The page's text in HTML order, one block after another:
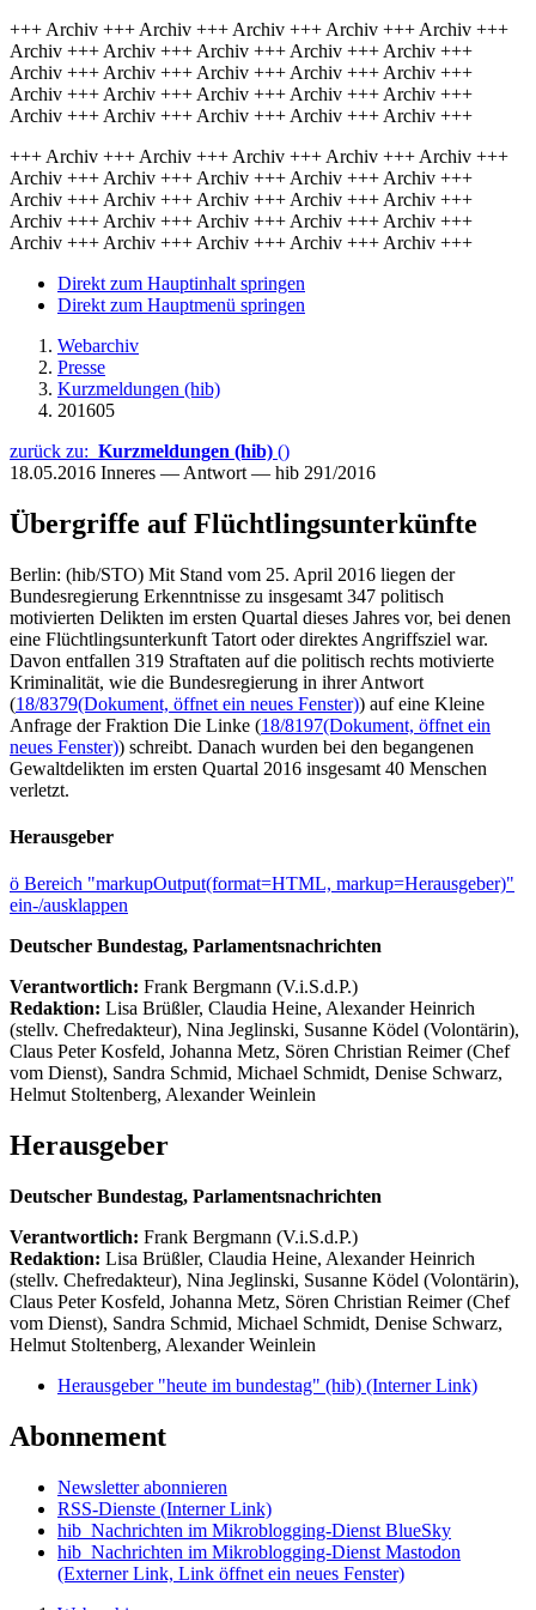
+++ Archiv +++ Archiv +++ Archiv +++ Archiv +++ Archiv +++
Archiv +++ Archiv +++ Archiv +++ Archiv +++ Archiv +++
Archiv +++ Archiv +++ Archiv +++ Archiv +++ Archiv +++
Archiv +++ Archiv +++ Archiv +++ Archiv +++ Archiv +++
Archiv +++ Archiv +++ Archiv +++ Archiv +++ Archiv +++
+++ Archiv +++ Archiv +++ Archiv +++ Archiv +++ Archiv +++
Archiv +++ Archiv +++ Archiv +++ Archiv +++ Archiv +++
Archiv +++ Archiv +++ Archiv +++ Archiv +++ Archiv +++
Archiv +++ Archiv +++ Archiv +++ Archiv +++ Archiv +++
Archiv +++ Archiv +++ Archiv +++ Archiv +++ Archiv +++
Direkt zum Hauptinhalt springen
Direkt zum Hauptmenü springen
Webarchiv
Presse
Kurzmeldungen (hib)
201605
zurück zu: Kurzmeldungen (hib) ()
18.05.2016 Inneres — Antwort — hib 291/2016
Übergriffe auf Flüchtlingsunterkünfte
Berlin: (hib/STO) Mit Stand vom 25. April 2016 liegen der
Bundesregierung Erkenntnisse zu insgesamt 347 politisch
motivierten Delikten im ersten Quartal dieses Jahres vor, bei denen
eine Flüchtlingsunterkunft Tatort oder direktes Angriffsziel war.
Davon entfallen 319 Straftaten auf die politisch rechts motivierte
Kriminalität, wie die Bundesregierung in ihrer Antwort
(18/8379(Dokument, öffnet ein neues Fenster)) auf eine Kleine
Anfrage der Fraktion Die Linke (18/8197(Dokument, öffnet ein
neues Fenster)) schreibt. Danach wurden bei den begangenen
Gewaltdelikten im ersten Quartal 2016 insgesamt 40 Menschen
verletzt.
Herausgeber
ö Bereich "markupOutput(format=HTML, markup=Herausgeber)"
ein-/ausklappen
Deutscher Bundestag, Parlamentsnachrichten
Verantwortlich: Frank Bergmann (V.i.S.d.P.)
Redaktion: Lisa Brüßler, Claudia Heine, Alexander Heinrich
(stellv. Chefredakteur), Nina Jeglinski, Susanne Ködel (Volontärin),
Claus Peter Kosfeld, Johanna Metz, Sören Christian Reimer (Chef
vom Dienst), Sandra Schmid, Michael Schmidt, Denise Schwarz,
Helmut Stoltenberg, Alexander Weinlein
Herausgeber
Deutscher Bundestag, Parlamentsnachrichten
Verantwortlich: Frank Bergmann (V.i.S.d.P.)
Redaktion: Lisa Brüßler, Claudia Heine, Alexander Heinrich
(stellv. Chefredakteur), Nina Jeglinski, Susanne Ködel (Volontärin),
Claus Peter Kosfeld, Johanna Metz, Sören Christian Reimer (Chef
vom Dienst), Sandra Schmid, Michael Schmidt, Denise Schwarz,
Helmut Stoltenberg, Alexander Weinlein
Herausgeber "heute im bundestag" (hib) (Interner Link)
Abonnement
Newsletter abonnieren
RSS-Dienste (Interner Link)
hib_Nachrichten im Mikroblogging-Dienst BlueSky
hib_Nachrichten im Mikroblogging-Dienst Mastodon
(Externer Link, Link öffnet ein neues Fenster)